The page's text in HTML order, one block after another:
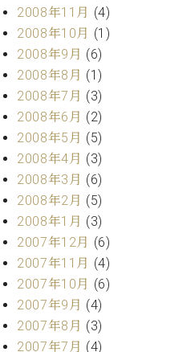
2008年11月 (4)
2008年10月 (1)
2008年9月 (6)
2008年8月 (1)
2008年7月 (3)
2008年6月 (2)
2008年5月 (5)
2008年4月 (3)
2008年3月 (6)
2008年2月 (5)
2008年1月 (3)
2007年12月 (6)
2007年11月 (4)
2007年10月 (6)
2007年9月 (4)
2007年8月 (3)
2007年7月 (4)